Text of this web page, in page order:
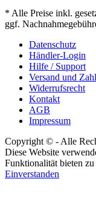
* Alle Preise inkl.
ggf.
Datenschutz
Händler-Login
Hilfe / Support
Versand und
Widerrufsrecht
Kontakt
AGB
Impressum
Copyright © - Alle
Diese Website
Funktionalität bieten zu
Einverstanden